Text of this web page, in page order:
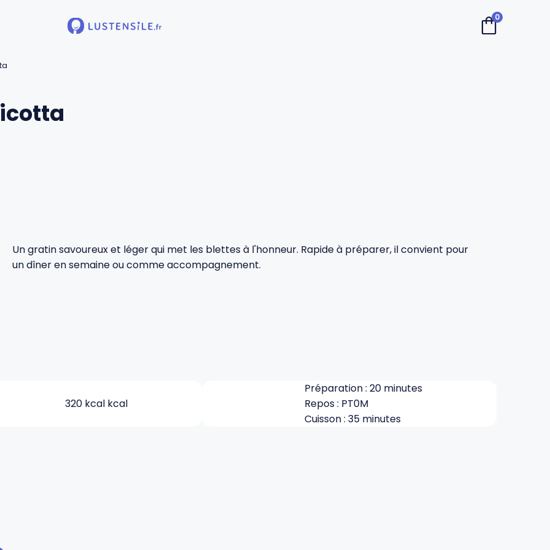
0
Un gratin savoureux et léger qui met les blettes à l'honneur. Rapide à préparer, il convient pour
un dîner en semaine ou comme accompagnement.
320 kcal kcal
Préparation : 20 minutes
Repos : PT0M
Cuisson : 35 minutes